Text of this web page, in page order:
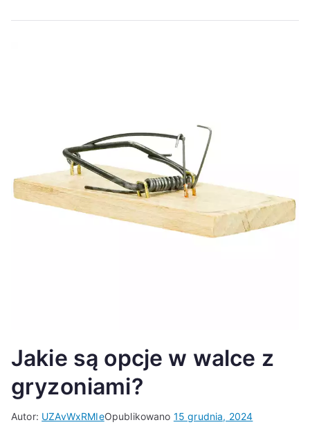
Jakie są opcje w walce z
gryzoniami?
Autor: UZAvWxRMIeOpublikowano 15 grudnia, 2024